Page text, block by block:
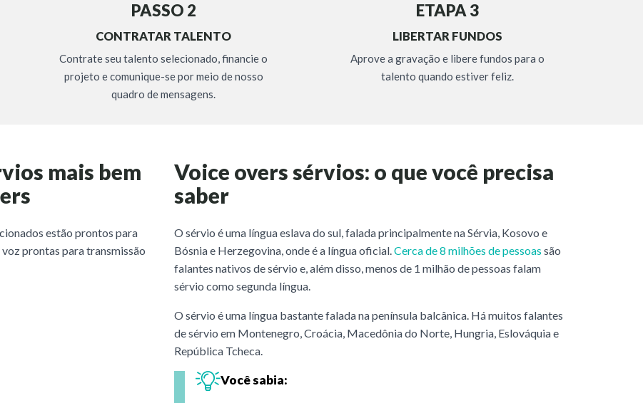
PASSO 2
CONTRATAR TALENTO
Contrate seu talento selecionado, financie o
projeto e comunique-se por meio de nosso
quadro de mensagens.
ETAPA 3
LIBERTAR FUNDOS
Aprove a gravação e libere fundos para o
talento quando estiver feliz.
mais bem
estão prontos para
prontas para transmissão
Voice overs sérvios: o que você precisa
saber
O sérvio é uma língua eslava do sul, falada principalmente na Sérvia, Kosovo e
Bósnia e Herzegovina, onde é a língua oficial. Cerca de 8 milhões de pessoas são
falantes nativos de sérvio e, além disso, menos de 1 milhão de pessoas falam
sérvio como segunda língua.
O sérvio é uma língua bastante falada na península balcânica. Há muitos falantes
de sérvio em Montenegro, Croácia, Macedônia do Norte, Hungria, Eslováquia e
República Tcheca.
Você sabia: